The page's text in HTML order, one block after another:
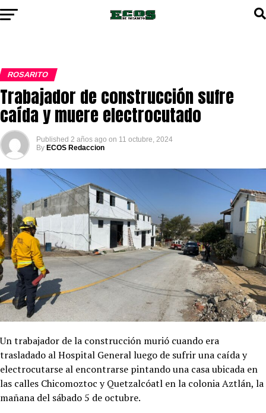
ROSARITO
Trabajador de construcción sufre
caída y muere electrocutado
Published 2 años ago on 11 octubre, 2024
By ECOS Redaccion
Un trabajador de la construcción murió cuando era
trasladado al Hospital General luego de sufrir una caída y
electrocutarse al encontrarse pintando una casa ubicada en
las calles Chicomoztoc y Quetzalcóatl en la colonia Aztlán, la
mañana del sábado 5 de octubre.